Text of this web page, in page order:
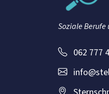
Soziale Berufe
062 777